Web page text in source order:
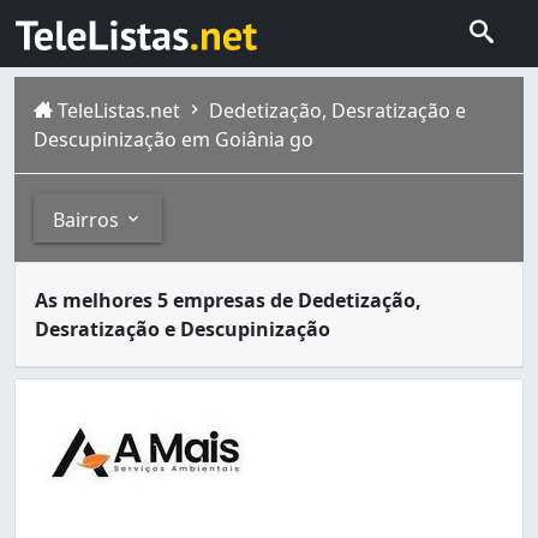
TeleListas.net
Dedetização, Desratização e
Descupinização em Goiânia go
Bairros
Aeroviário (1)
Bairro Santa Rita (1)
Conjunto Residencial Aruanã II (1)
Ipiranga (3)
As melhores 5 empresas de Dedetização,
Desratização e Descupinização
Goiânia é a capital de Goiás, com população estimada